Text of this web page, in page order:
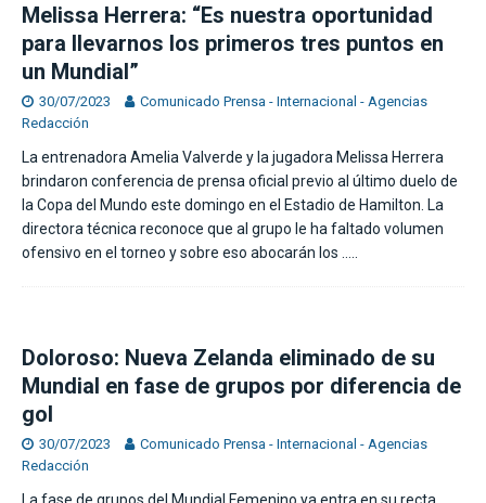
Melissa Herrera: “Es nuestra oportunidad
para llevarnos los primeros tres puntos en
un Mundial”
30/07/2023
Comunicado Prensa - Internacional - Agencias
Redacción
La entrenadora Amelia Valverde y la jugadora Melissa Herrera
brindaron conferencia de prensa oficial previo al último duelo de
la Copa del Mundo este domingo en el Estadio de Hamilton. La
directora técnica reconoce que al grupo le ha faltado volumen
ofensivo en el torneo y sobre eso abocarán los
Doloroso: Nueva Zelanda eliminado de su
Mundial en fase de grupos por diferencia de
gol
30/07/2023
Comunicado Prensa - Internacional - Agencias
Redacción
La fase de grupos del Mundial Femenino ya entra en su recta